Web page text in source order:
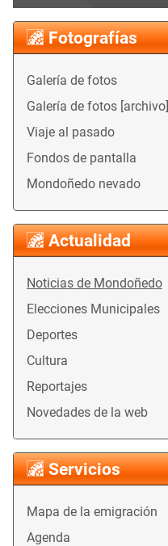
Fotografías
Galería de fotos
Galería de fotos [archivo]
Viaje al pasado
Fondos de pantalla
Mondoñedo nevado
Actualidad
Noticias de Mondoñedo
Elecciones Municipales
Deportes
Cultura
Reportajes
Novedades de la web
Servicios
Mapa de la emigración
Agenda